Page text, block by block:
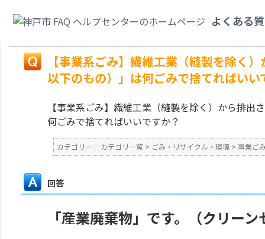
よくある
辺が50cm以下のもの）」は何ごみで捨てればいいですか？
【事業系ごみ】繊維工業（縫製を除く
以下のもの）」は何ごみで捨てればいい
【事業系ごみ】繊維工業（縫製を除く）から排
何ごみで捨てればいいですか？
カテゴリー : カテゴリ一覧 > ごみ・リサイクル・環境 > 事業ご
回答
「産業廃棄物」です。（クリー